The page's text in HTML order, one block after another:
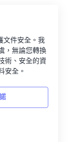
文件安全。我
，無論您轉換
術、安全的資
安全。